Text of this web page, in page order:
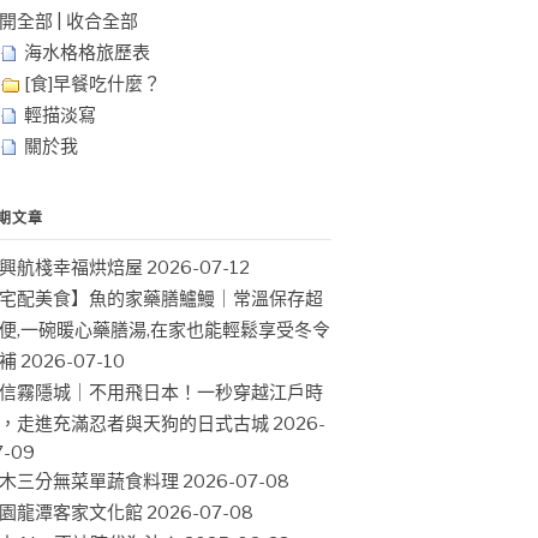
全部
收合全部
海水格格旅歷表
[食]早餐吃什麼？
輕描淡寫
關於我
文章
航棧幸福烘焙屋 2026-07-12
配美食】魚的家藥膳鱸鰻｜常溫保存超
,一碗暖心藥膳湯,在家也能輕鬆享受冬令
2026-07-10
霧隱城｜不用飛日本！一秒穿越江戶時
走進充滿忍者與天狗的日式古城 2026-
09
三分無菜單蔬食料理 2026-07-08
龍潭客家文化館 2026-07-08